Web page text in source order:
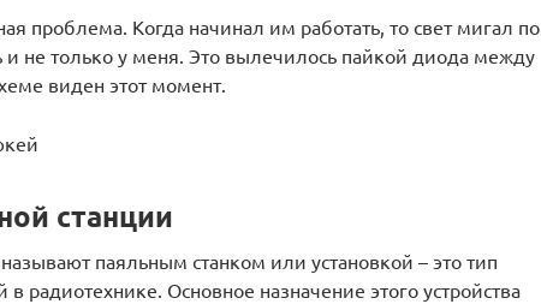
проблема. Когда начинал им работать, то свет мигал по
не только у меня. Это вылечилось пайкой диода между
виден этот момент.
станции
паяльным станком или установкой – это тип
радиотехнике. Основное назначение этого устройства